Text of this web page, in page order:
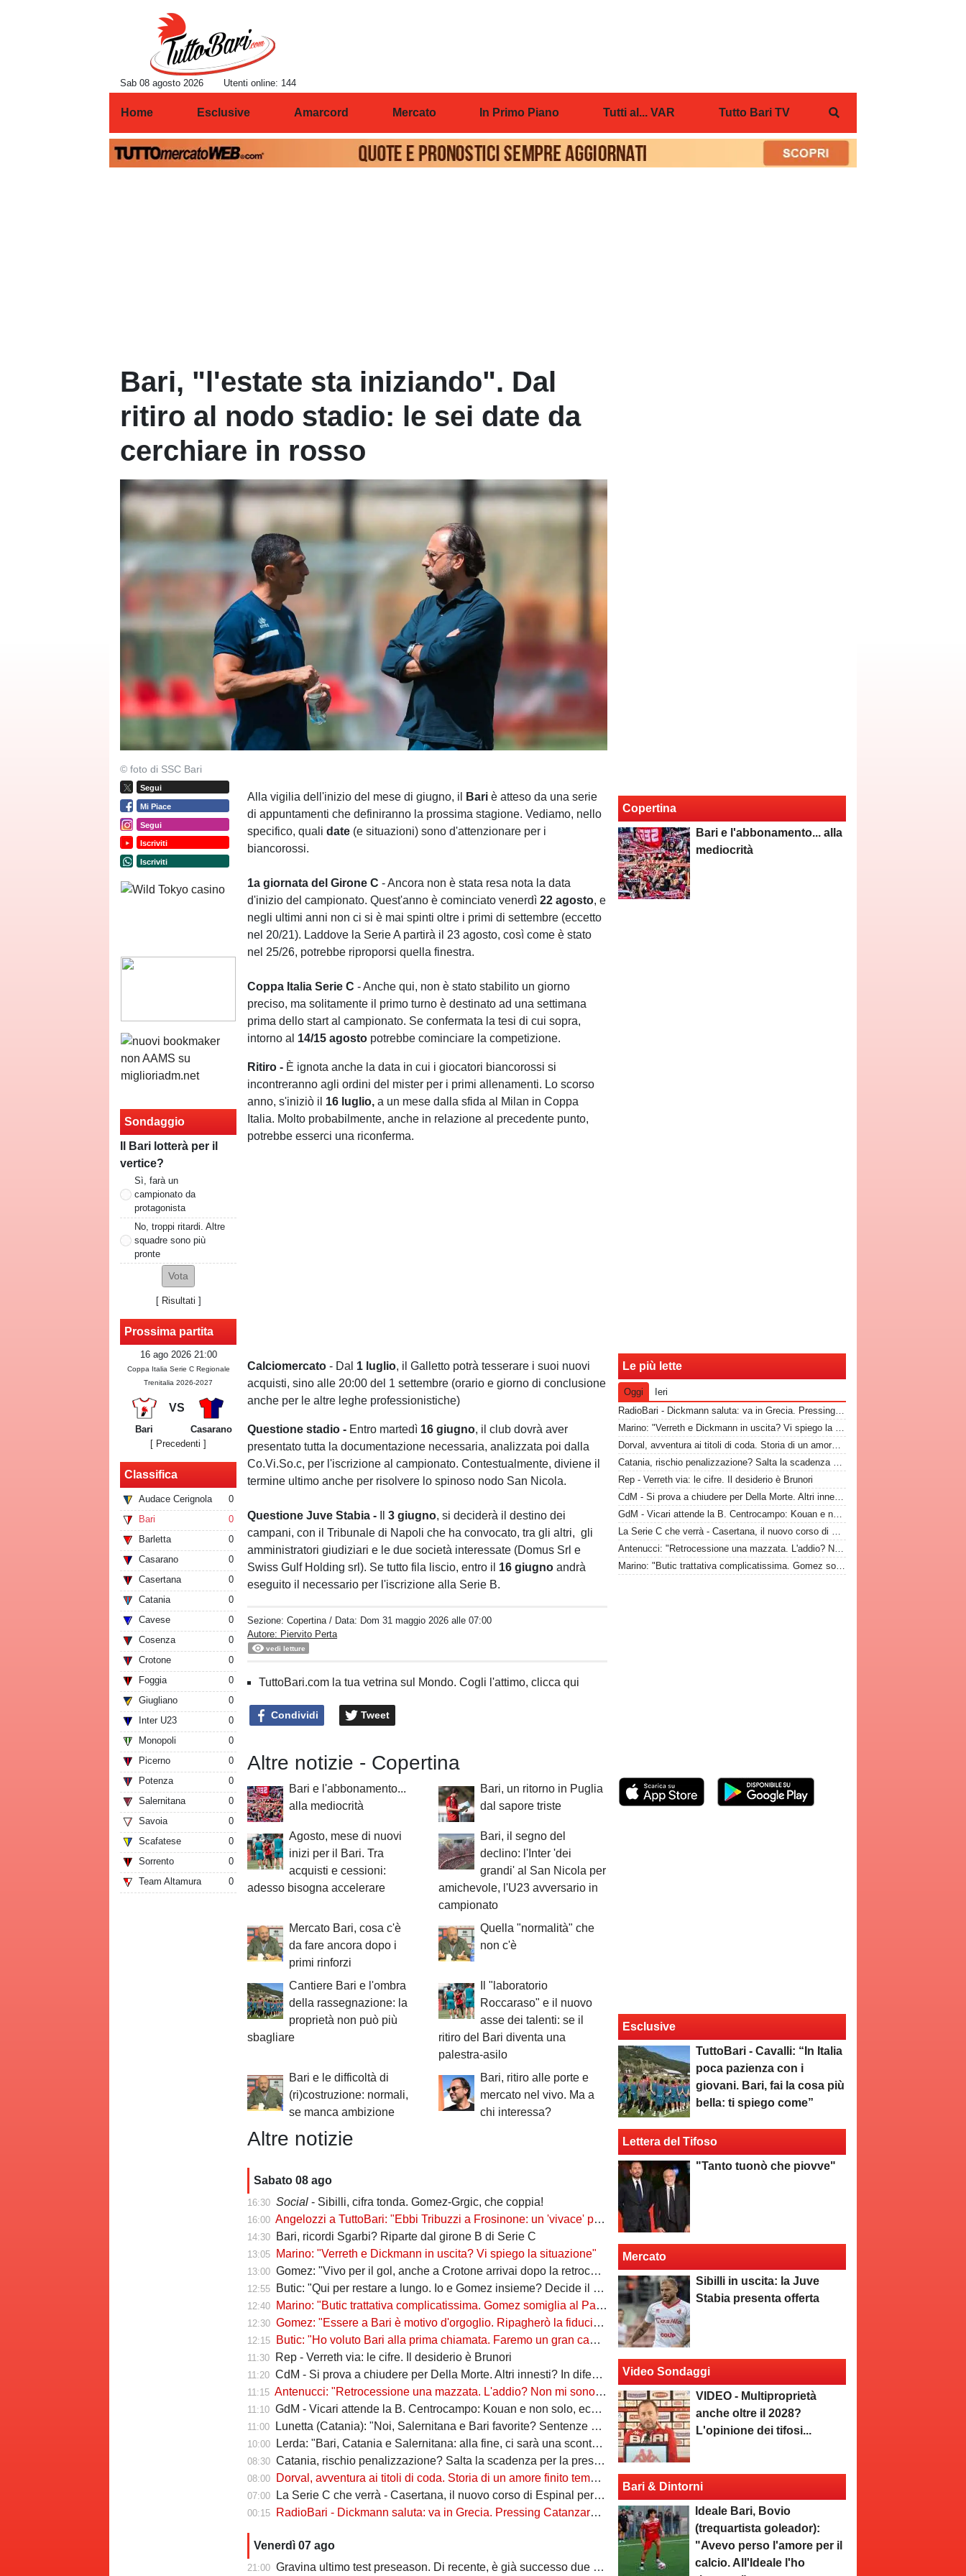
Sab 08 agosto 2026 Utenti online: 144
Home Esclusive Amarcord Mercato In Primo Piano Tutti al... VAR Tutto Bari TV
Bari, "l'estate sta iniziando". Dal
ritiro al nodo stadio: le sei date da
cerchiare in rosso
© foto di SSC Bari
Segui
Mi Piace
Segui
Iscriviti
Iscriviti
Sondaggio
Il Bari lotterà per il
vertice?
Sì, farà un
campionato da
protagonista
No, troppi ritardi. Altre
squadre sono più
pronte
[ Risultati ]
Prossima partita
16 ago 2026 21:00
Coppa Italia Serie C Regionale
Trenitalia 2026-2027
VS
Bari
Casarano
[ Precedenti ]
Classifica
Audace Cerignola
0
Bari
0
Barletta
0
Casarano
0
Casertana
0
Catania
0
Cavese
0
Cosenza
0
Crotone
0
Foggia
0
Giugliano
0
Inter U23
0
Monopoli
0
Picerno
0
Potenza
0
Salernitana
0
Savoia
0
Scafatese
0
Sorrento
0
Team Altamura
0
Alla vigilia dell'inizio del mese di giugno, il Bari è atteso da una serie
di appuntamenti che definiranno la prossima stagione. Vediamo, nello
specifico, qualidate (e situazioni) sono d'attenzionare per i
biancorossi.
1a giornata del Girone C - Ancora non è stata resa nota la data
d'inizio del campionato. Quest'anno è cominciato venerdì22 agosto, e
negli ultimi anni non ci si è mai spinti oltre i primi di settembre (eccetto
nel 20/21). Laddove la Serie A partirà il 23 agosto, così come è stato
nel 25/26, potrebbe riproporsi quella finestra.
Coppa Italia Serie C - Anche qui, non è stato stabilito un giorno
preciso, ma solitamente il primo turno è destinato ad una settimana
prima dello start al campionato. Se confermata la tesi di cui sopra,
intorno al 14/15agosto potrebbe cominciare la competizione.
Ritiro - È ignota anche la data in cui i giocatori biancorossi si
incontreranno agli ordini del mister per i primi allenamenti. Lo scorso
anno, s'iniziò il 16 luglio,a un mese dalla sfida al Milan in Coppa
Italia. Molto probabilmente, anche in relazione al precedente punto,
potrebbe esserci una riconferma.
Calciomercato - Dal 1 luglio, il Galletto potrà tesserare i suoi nuovi
acquisti, sino alle 20:00 del 1 settembre (orario e giorno di conclusione
anche per le altre leghe professionistiche)
Questione stadio - Entro martedì 16giugno, il club dovrà aver
presentato tutta la documentazione necessaria, analizzata poi dalla
Co.Vi.So.c, per l'iscrizione al campionato. Contestualmente, diviene il
termine ultimo anche per risolvere lo spinoso nodo San Nicola.
Questione Juve Stabia - Il3 giugno, si deciderà il destino dei
campani, con il Tribunale di Napoli che ha convocato, tra gli altri, gli
amministratori giudiziari e le due società interessate (Domus Srl e
Swiss Gulf Holding srl). Se tutto fila liscio, entro il 16 giugno andrà
eseguito il necessario per l'iscrizione alla Serie B.
Sezione:Copertina / Data: Dom 31 maggio 2026 alle 07:00
Autore: Piervito Perta
vedi letture
TuttoBari.com la tua vetrina sul Mondo. Cogli l'attimo, clicca qui
Condividi Tweet
Altre notizie - Copertina
Bari e l'abbonamento...
alla mediocrità
Bari, un ritorno in Puglia
dal sapore triste
Agosto, mese di nuovi
inizi per il Bari. Tra
acquisti e cessioni:
adesso bisogna accelerare
Bari, il segno del
declino: l'Inter 'dei
grandi' al San Nicola per
amichevole, l'U23 avversario in
campionato
Mercato Bari, cosa c'è
da fare ancora dopo i
primi rinforzi
Quella "normalità" che
non c'è
Cantiere Bari e l'ombra
della rassegnazione: la
proprietà non può più
sbagliare
Il "laboratorio
Roccaraso" e il nuovo
asse dei talenti: se il
ritiro del Bari diventa una
palestra-asilo
Bari e le difficoltà di
(ri)costruzione: normali,
se manca ambizione
Bari, ritiro alle porte e
mercato nel vivo. Ma a
chi interessa?
Altre notizie
Sabato 08 ago
16:30 Social - Sibilli, cifra tonda. Gomez-Grgic, che coppia!
16:00 Angelozzi a TuttoBari: "Ebbi Tribuzzi a Frosinone: un 'vivace' professionista, in C è un nome importante"
14:30 Bari, ricordi Sgarbi? Riparte dal girone B di Serie C
13:05 Marino: "Verreth e Dickmann in uscita? Vi spiego la situazione"
13:00 Gomez: "Vivo per il gol, anche a Crotone arrivai dopo la retrocessione. Tribuzzi? Felice di rivederlo"
12:55 Butic: "Qui per restare a lungo. Io e Gomez insieme? Decide il mister. Il soprannome 're'? Vi spiego"
12:40 Marino: "Butic trattativa complicatissima. Gomez somiglia al Papu"
12:30 Gomez: "Essere a Bari è motivo d'orgoglio. Ripagherò la fiducia che mi è stata data"
12:15 Butic: "Ho voluto Bari alla prima chiamata. Faremo un gran campionato, daremo tutto"
11:30 Rep - Verreth via: le cifre. Il desiderio è Brunori
11:20 CdM - Si prova a chiudere per Della Morte. Altri innesti? In difesa e a centrocampo
11:15 Antenucci: "Retrocessione una mazzata. L'addio? Non mi sono sentito voluto. Io, Di Cesare e Bianco, la nuova idea"
11:10 GdM - Vicari attende la B. Centrocampo: Kouan e non solo, ecco i monitorati. Della Morte...
11:00 Lunetta (Catania): "Noi, Salernitana e Bari favorite? Sentenze di agosto"
10:00 Lerda: "Bari, Catania e Salernitana: alla fine, ci sarà una scontenta"
08:30 Catania, rischio penalizzazione? Salta la scadenza per la presentazione di fideiussione aggiuntiva
08:00 Dorval, avventura ai titoli di coda. Storia di un amore finito tempo fa
07:00 La Serie C che verrà - Casertana, il nuovo corso di Espinal per un'altra stagione da protagonista
00:15 RadioBari - Dickmann saluta: va in Grecia. Pressing Catanzaro per Dorval, Vicari piace ad una pugliese
Venerdì 07 ago
21:00 Gravina ultimo test preseason. Di recente, è già successo due volte
Copertina
Bari e l'abbonamento... alla
mediocrità
Le più lette
Oggi
Ieri
RadioBari - Dickmann saluta: va in Grecia. Pressing Catanzaro per Dorval, Vicari piace ad una pugliese
Marino: "Verreth e Dickmann in uscita? Vi spiego la situazione"
Dorval, avventura ai titoli di coda. Storia di un amore finito tempo fa
Catania, rischio penalizzazione? Salta la scadenza per la presentazione di fideiussione aggiuntiva
Rep - Verreth via: le cifre. Il desiderio è Brunori
CdM - Si prova a chiudere per Della Morte. Altri innesti? In difesa e a centrocampo
GdM - Vicari attende la B. Centrocampo: Kouan e non solo, ecco i monitorati. Della Morte...
La Serie C che verrà - Casertana, il nuovo corso di Espinal per un'altra stagione da protagonista
Antenucci: "Retrocessione una mazzata. L'addio? Non mi sono sentito voluto. Io, Di Cesare e Bianco, la nuova idea"
Marino: "Butic trattativa complicatissima. Gomez somiglia al Papu"
Esclusive
TuttoBari - Cavalli: “In Italia
poca pazienza con i
giovani. Bari, fai la cosa più
bella: ti spiego come”
Lettera del Tifoso
"Tanto tuonò che piovve"
Mercato
Sibilli in uscita: la Juve
Stabia presenta offerta
Video Sondaggi
VIDEO - Multiproprietà
anche oltre il 2028?
L'opinione dei tifosi...
Bari & Dintorni
Ideale Bari, Bovio
(trequartista goleador):
"Avevo perso l'amore per il
calcio. All'Ideale l'ho